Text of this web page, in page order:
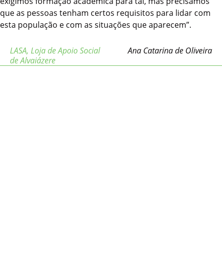
que as pessoas tenham certos requisitos para lidar com
esta população e com as situações que aparecem”.
LASA, Loja de Apoio Social
de Alvaiázere
Ana Catarina de Oliveira